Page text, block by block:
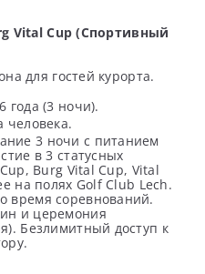
Vital Cup (Спортивный
для гостей курорта.
года (3 ночи).
человека.
3 ночи с питанием
в 3 статусных
Burg Vital Cup, Vital
на полях Golf Club Lech.
время соревнований.
и церемония
Безлимитный доступ к